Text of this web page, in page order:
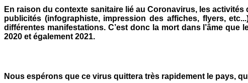
En raison du contexte sanitaire lié au Coronavirus, les
publicités (infographiste, impression des affiches, flyers,
différentes manifestations. C’est donc la mort dans l’âme
2020 et également 2021.
Nous espérons que ce virus quittera très rapidement le pays,